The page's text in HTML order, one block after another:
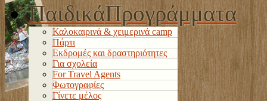
ΠαιδικάΠρογράμματα
Καλοκαιρινά & χειμερινά camp
Πάρτι
Εκδρομές και δραστηριότητες
Για σχολεία
For Travel Agents
Φωτογραφίες
Γίνετε μέλος